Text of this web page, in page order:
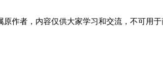
作者，内容仅供大家学习和交流，不可用